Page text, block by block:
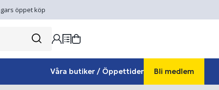
öppet köp
Våra butiker / Öppettider Bli medlem